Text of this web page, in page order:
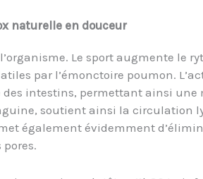
naturelle en douceur
Le sport augmente le
par l’émonctoire poumon.
intestins, permettant ainsi une
soutient ainsi la circulation
également évidemment